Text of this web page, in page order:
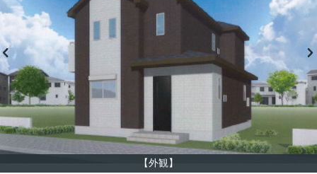
【外観】